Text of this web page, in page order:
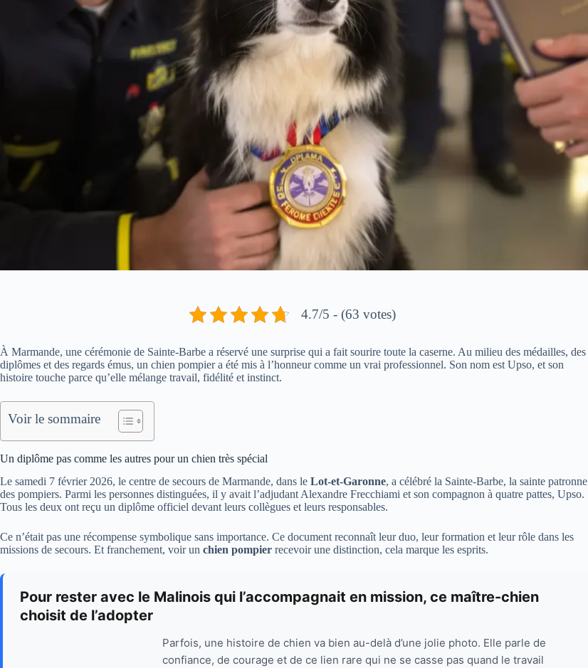
4.7/5 - (63 votes)
À Marmande, une cérémonie de Sainte-Barbe a réservé une surprise qui a fait sourire toute la caserne. Au milieu des médailles, des
diplômes et des regards émus, un chien pompier a été mis à l’honneur comme un vrai professionnel. Son nom est Upso, et son
histoire touche parce qu’elle mélange travail, fidélité et instinct.
Voir le sommaire
Un diplôme pas comme les autres pour un chien très spécial
Le samedi 7 février 2026, le centre de secours de Marmande, dans le Lot-et-Garonne, a célébré la Sainte-Barbe, la sainte patronne
des pompiers. Parmi les personnes distinguées, il y avait l’adjudant Alexandre Frecchiami et son compagnon à quatre pattes, Upso.
Tous les deux ont reçu un diplôme officiel devant leurs collègues et leurs responsables.
Ce n’était pas une récompense symbolique sans importance. Ce document reconnaît leur duo, leur formation et leur rôle dans les
missions de secours. Et franchement, voir un chien pompier recevoir une distinction, cela marque les esprits.
Pour rester avec le Malinois qui l’accompagnait en mission, ce maître-chien
choisit de l’adopter
Parfois, une histoire de chien va bien au-delà d’une jolie photo. Elle parle de
confiance, de courage et de ce lien rare qui ne se casse pas quand le travail